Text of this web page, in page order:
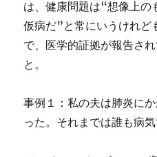
は、健康問題は“想像上の
仮病だ”と常にいうけれど
で、医学的証拠が報告さ
と。
事例１：私の夫は肺炎に
った。それまでは誰も病気